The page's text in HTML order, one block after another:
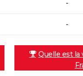
-
-
Quelle est la